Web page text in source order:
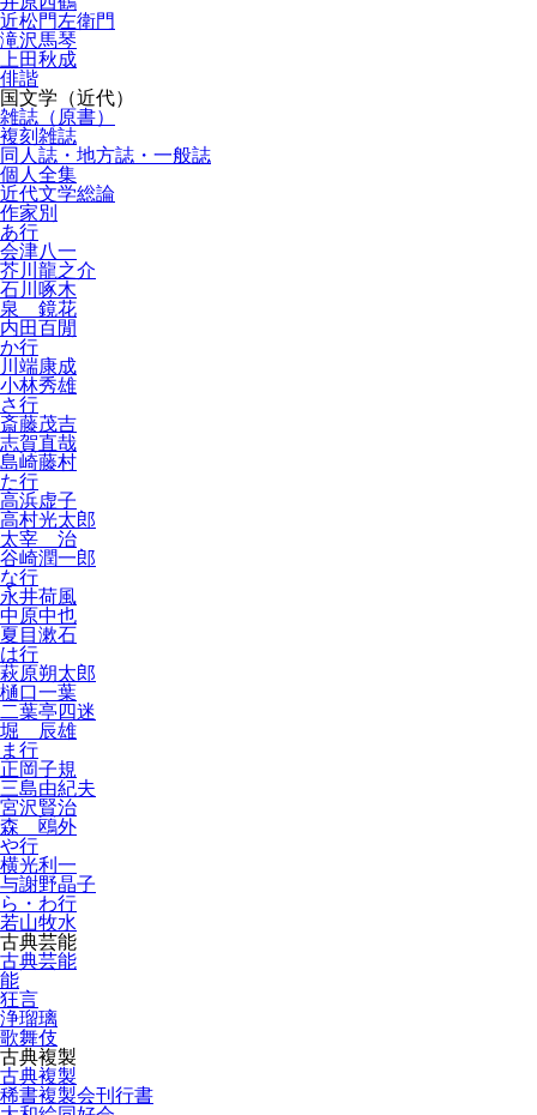
近松門左衛門
滝沢馬琴
上田秋成
俳諧
国文学（近代）
雑誌（原書）
複刻雑誌
同人誌・地方誌・一般誌
個人全集
近代文学総論
作家別
あ行
会津八一
芥川龍之介
石川啄木
泉 鏡花
内田百閒
か行
川端康成
小林秀雄
さ行
斎藤茂吉
志賀直哉
島崎藤村
た行
高浜虚子
高村光太郎
太宰 治
谷崎潤一郎
な行
永井荷風
中原中也
夏目漱石
は行
萩原朔太郎
樋口一葉
二葉亭四迷
堀 辰雄
ま行
正岡子規
三島由紀夫
宮沢賢治
森 鴎外
や行
横光利一
与謝野晶子
ら・わ行
若山牧水
古典芸能
古典芸能
能
狂言
浄瑠璃
歌舞伎
古典複製
古典複製
稀書複製会刊行書